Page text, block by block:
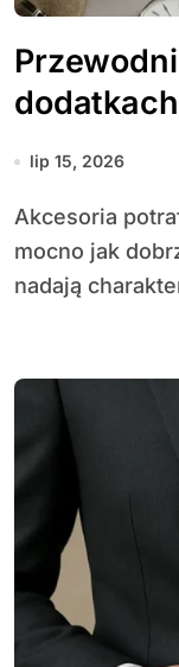
dodatkach
lip 15, 2026
Akcesoria potrafią zdefiniować styl tak samo
mocno jak
nadają